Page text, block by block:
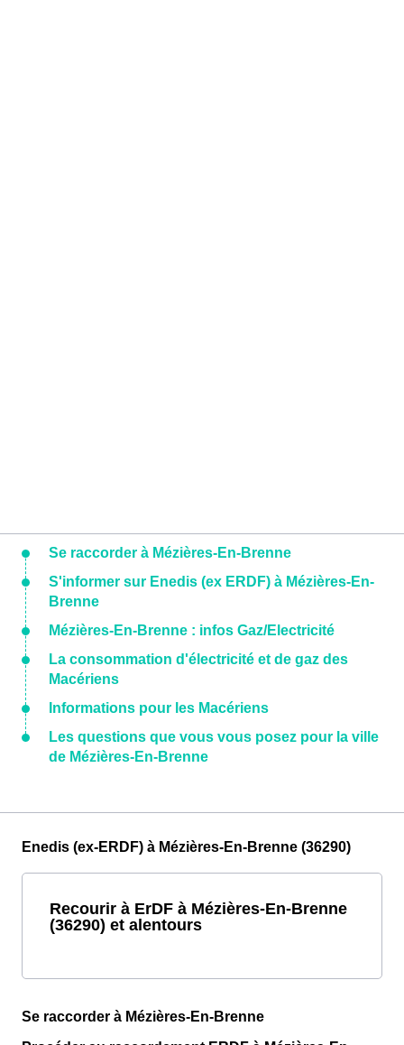
Se raccorder à Mézières-En-Brenne
S'informer sur Enedis (ex ERDF) à Mézières-En-
Brenne
Mézières-En-Brenne : infos Gaz/Electricité
La consommation d'électricité et de gaz des
Macériens
Informations pour les Macériens
Les questions que vous vous posez pour la ville
de Mézières-En-Brenne
Enedis (ex-ERDF) à Mézières-En-Brenne (36290)
Recourir à ErDF à Mézières-En-Brenne
(36290) et alentours
Se raccorder à Mézières-En-Brenne